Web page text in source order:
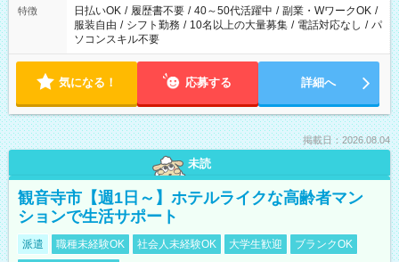
案内が難しい場合があります
特徴 日払いOK / 履歴書不要 / 40～50代活躍中 / 副業・WワークOK /
服装自由 / シフト勤務 / 10名以上の大量募集 / 電話対応なし / パ
ソコンスキル不要
気になる！ 応募する 詳細へ
掲載日：2026.08.04
未読
観音寺市【週1日～】ホテルライクな高齢者マン
ションで生活サポート
派遣 職種未経験OK 社会人未経験OK 大学生歓迎
ブランクOK